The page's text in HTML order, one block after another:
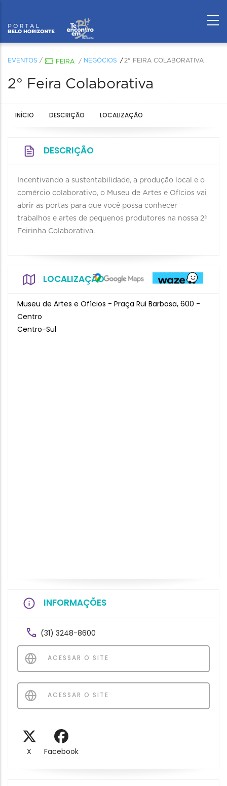
EVENTOS / FEIRA / NEGÓCIOS 2° FEIRA COLABORATIVA
2° Feira Colaborativa
INÍCIO DESCRIÇÃO LOCALIZAÇÃO
DESCRIÇÃO
Incentivando a sustentabilidade, a produção local e o
comércio colaborativo, o Museu de Artes e Ofícios vai
abrir as portas para que você possa conhecer
trabalhos e artes de pequenos produtores na nossa 2ª
Feirinha Colaborativa.
LOCALIZAÇÃO
Museu de Artes e Ofícios - Praça Rui Barbosa, 600 -
Centro
Centro-Sul
INFORMAÇÕES
(31) 3248-8600
ACESSAR O SITE
ACESSAR O SITE
X Facebook